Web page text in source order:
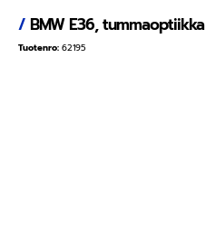
/BMW E36,
Tuotenro: 62195